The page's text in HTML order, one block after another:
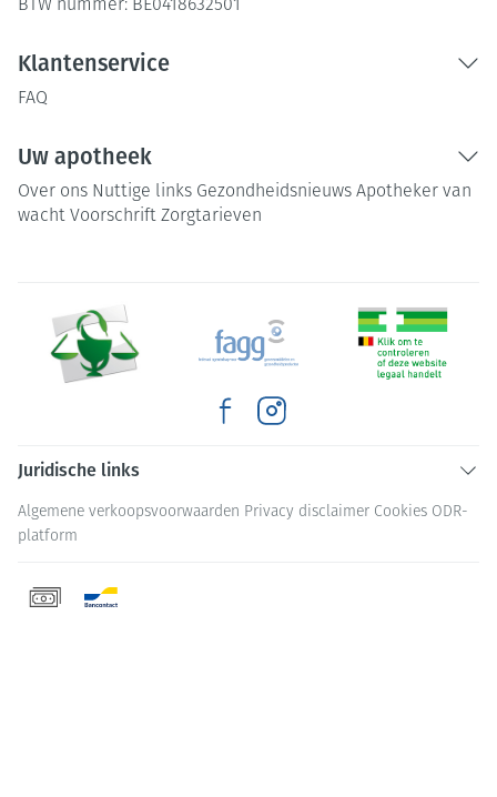
BTW nummer: BE0418632501
Klantenservice
FAQ
Uw apotheek
Over ons Nuttige links Gezondheidsnieuws Apotheker van
wacht Voorschrift Zorgtarieven
Juridische links
Algemene verkoopsvoorwaarden Privacy disclaimer Cookies ODR-
platform